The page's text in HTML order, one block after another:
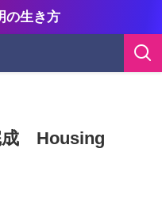
の生き方
成 Housing